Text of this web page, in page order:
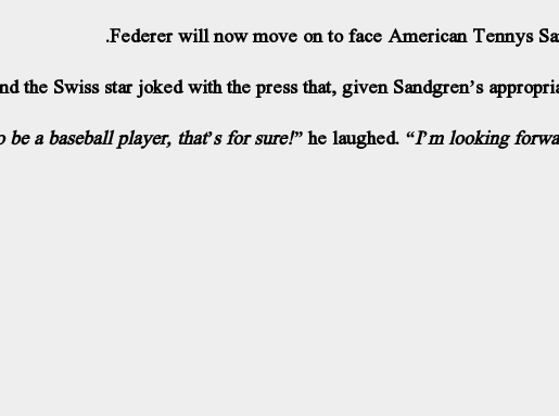
Federer will now move on to face American Tennys
the Swiss star joked with the press that, given Sandgren’s
he laughed. “I’m looking